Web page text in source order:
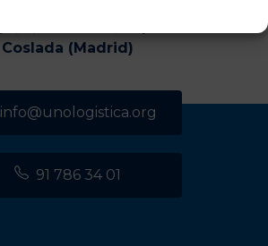
Coslada (Madrid)
info@unologistica.org
91 786 34 01